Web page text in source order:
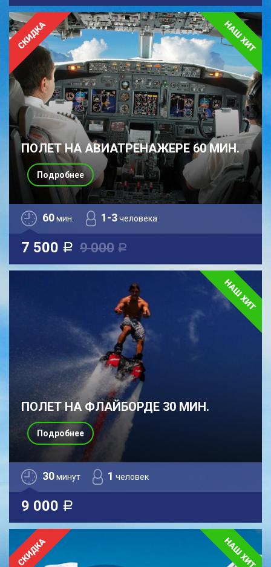
ПОЛЕТ НА АВИАТРЕНАЖЕРЕ 60 МИН.
60мин. 1-3человека
7 500 a 9 000 a
Подробнее
ПОЛЕТ НА ФЛАЙБОРДЕ 30 МИН.
30минут 1 человек
9 000 a
Подробнее